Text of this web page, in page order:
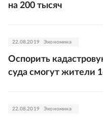
на 200 тысяч
22.08.2019 Экономика
Оспорить
суда смогут жители
22.08.2019 Экономика